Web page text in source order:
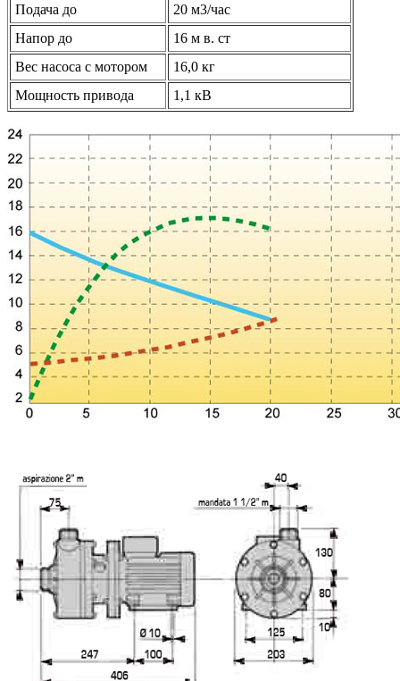
Подача до
20 м3/час
Напор до
16 м в. ст
Вес насоса с мотором
16,0 кг
Мощность привода
1,1 кB